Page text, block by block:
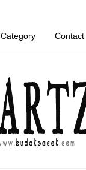
Category Contact